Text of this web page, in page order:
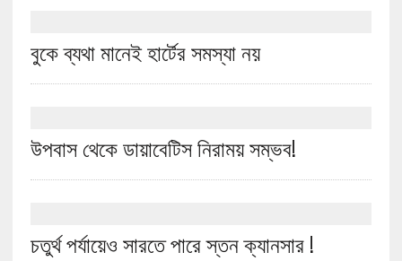
বুকে ব্যথা মানেই হার্টের সমস্যা নয়
উপবাস থেকে ডায়াবেটিস নিরাময় সম্ভব!
চতুর্থ পর্যায়েও সারতে পারে স্তন ক্যানসার !